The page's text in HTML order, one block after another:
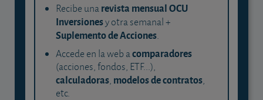
Recibe unarevista mensual OCU
Inversionesy otra semanal +
Suplemento de Acciones.
Accede en la web acomparadores
(acciones, fondos, ETF...),
calculadoras, modelos de contratos,
etc.